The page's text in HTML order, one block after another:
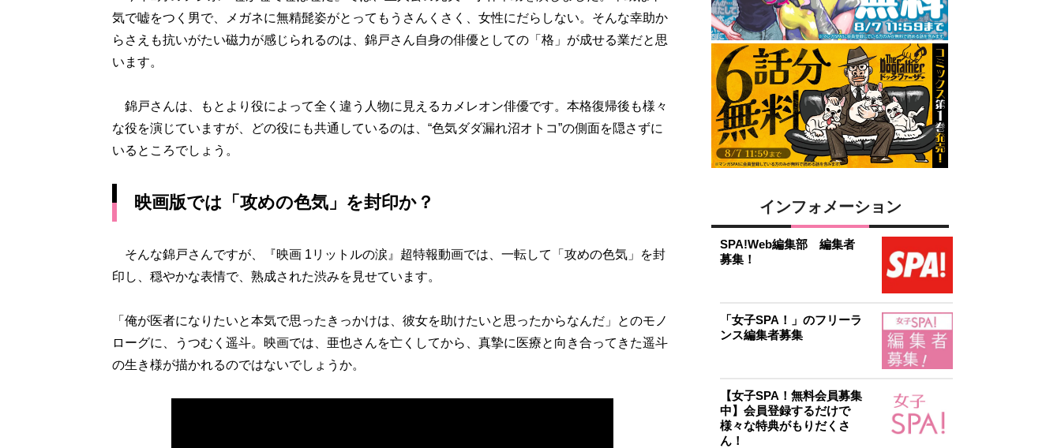
気で嘘をつく男で、メガネに無精髭姿がとってもうさんくさく、女性にだらしない。そんな幸助か
らさえも抗いがたい磁力が感じられるのは、錦戸さん自身の俳優としての「格」が成せる業だと思
います。
錦戸さんは、もとより役によって全く違う人物に見えるカメレオン俳優です。本格復帰後も様々
な役を演じていますが、どの役にも共通しているのは、“色気ダダ漏れ沼オトコ”の側面を隠さずに
いるところでしょう。
映画版では「攻めの色気」を封印か？
そんな錦戸さんですが、『映画 1リットルの涙』超特報動画では、一転して「攻めの色気」を封
印し、穏やかな表情で、熟成された渋みを見せています。
「俺が医者になりたいと本気で思ったきっかけは、彼女を助けたいと思ったからなんだ」とのモノ
ローグに、うつむく遥斗。映画では、亜也さんを亡くしてから、真摯に医療と向き合ってきた遥斗
の生き様が描かれるのではないでしょうか。
インフォメーション
SPA!Web編集部 編集者
募集！
「女子SPA！」のフリーラ
ンス編集者募集
【女子SPA！無料会員募集
中】会員登録するだけで
様々な特典がもりだくさ
ん！